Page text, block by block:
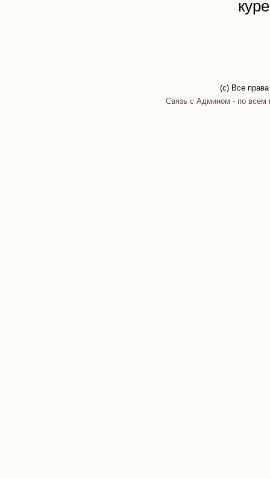
(c) Все
Связь с Админом - по всем